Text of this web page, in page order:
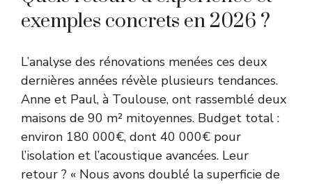
exemples concrets en 2026 ?
L’analyse des rénovations menées ces deux
dernières années révèle plusieurs tendances.
Anne et Paul, à Toulouse, ont rassemblé deux
maisons de 90 m² mitoyennes. Budget total :
environ 180 000€, dont 40 000€ pour
l’isolation et l’acoustique avancées. Leur
retour ? « Nous avons doublé la superficie de